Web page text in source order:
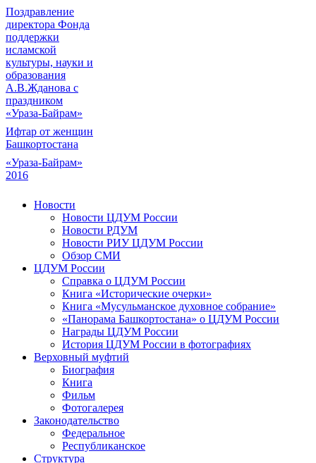
Поздравление
директора Фонда
поддержки
исламской
культуры, науки и
образования
А.В.Жданова с
праздником
«Ураза-Байрам»
Ифтар от женщин
Башкортостана
«Ураза-Байрам»
2016
Новости
Новости ЦДУМ России
Новости РДУМ
Новости РИУ ЦДУМ России
Обзор СМИ
ЦДУМ России
Справка о ЦДУМ России
Книга «Исторические очерки»
Книга «Мусульманское духовное собрание»
«Панорама Башкортостана» о ЦДУМ России
Награды ЦДУМ России
История ЦДУМ России в фотографиях
Верховный муфтий
Биография
Книга
Фильм
Фотогалерея
Законодательство
Федеральное
Республиканское
Структура